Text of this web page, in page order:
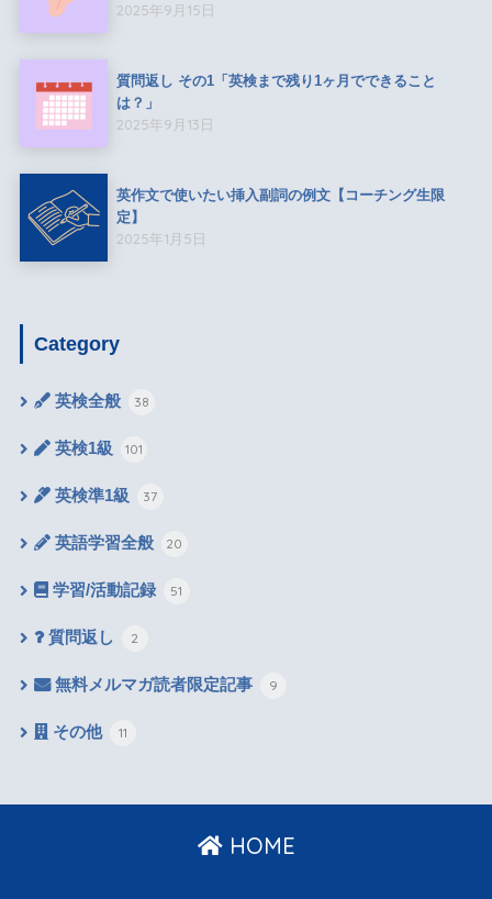
2025年9月15日
質問返し その1「英検まで残り1ヶ月でできること
は？」
2025年9月13日
英作文で使いたい挿入副詞の例文【コーチング生限
定】
2025年1月5日
Category
英検全般 38
英検1級 101
英検準1級 37
英語学習全般 20
学習/活動記録 51
質問返し 2
無料メルマガ読者限定記事 9
その他 11
HOME